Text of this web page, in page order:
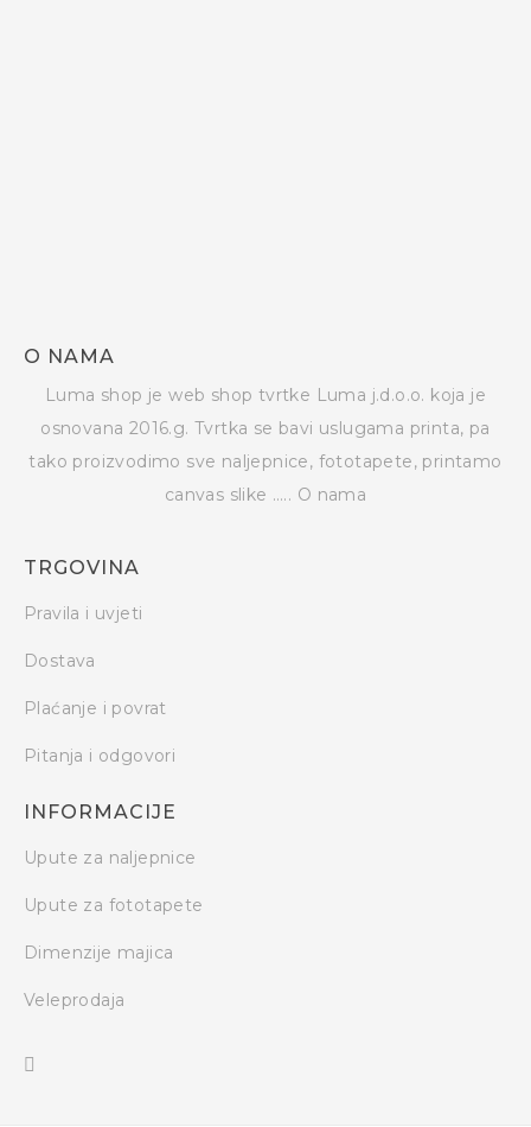
O NAMA
Luma shop je web shop tvrtke Luma j.d.o.o. koja je
osnovana 2016.g. Tvrtka se bavi uslugama printa, pa
tako proizvodimo sve naljepnice, fototapete, printamo
canvas slike ….. O nama
TRGOVINA
Pravila i uvjeti
Dostava
Plaćanje i povrat
Pitanja i odgovori
INFORMACIJE
Upute za naljepnice
Upute za fototapete
Dimenzije majica
Veleprodaja